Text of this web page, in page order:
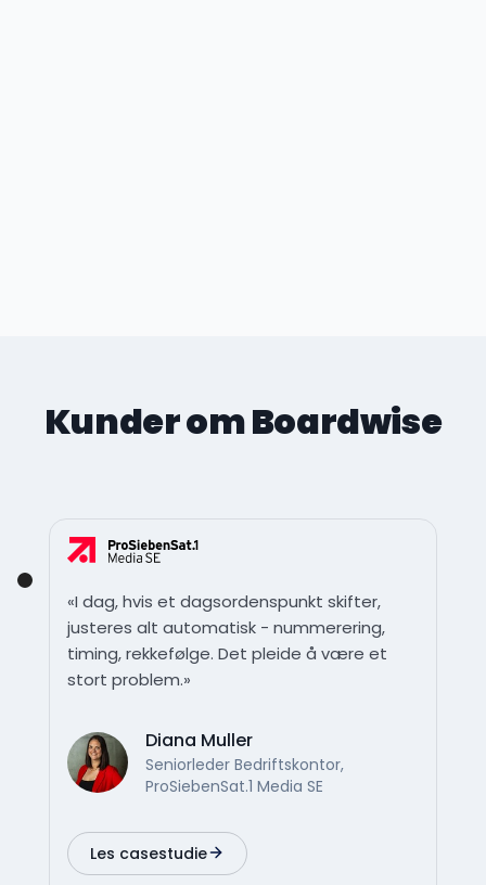
Kunder om Boardwise
«I dag, hvis et dagsordenspunkt skifter,
justeres alt automatisk - nummerering,
timing, rekkefølge. Det pleide å være et
stort problem.»
Diana Muller
Seniorleder Bedriftskontor,
ProSiebenSat.1 Media SE
Les casestudie